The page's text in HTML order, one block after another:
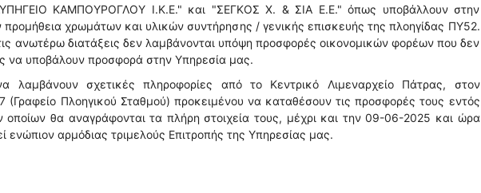
ΚΑΜΠΟΥΡΟΓΛΟΥ Ι.Κ.Ε." και "ΣΕΓΚΟΣ Χ. & ΣΙΑ Ε.Ε." όπως υποβάλλουν στην
χρωμάτων και υλικών συντήρησης / γενικής επισκευής της πλοηγίδας ΠΥ52.
ανωτέρω διατάξεις δεν λαμβάνονται υπόψη προσφορές οικονομικών φορέων που δεν
να υποβάλουν προσφορά στην Υπηρεσία μας.
λαμβάνουν σχετικές πληροφορίες από το Κεντρικό Λιμεναρχείο Πάτρας, στον
(Γραφείο Πλοηγικού Σταθμού) προκειμένου να καταθέσουν τις προσφορές τους εντός
θα αναγράφονται τα πλήρη στοιχεία τους, μέχρι και την 09-06-2025 και ώρα
ενώπιον αρμόδιας τριμελούς Επιτροπής της Υπηρεσίας μας.